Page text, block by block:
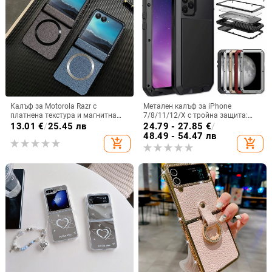
Калъф за Motorola Razr с
платнена текстура и магнитна
панта, флип
13.01 €/25.45 лв
add_shopping_cart
Метален калъф за iPhone
7/8/11/12/X с тройна защита:
удароустойчив, прахоустойчив и
запечатан
24.79 - 27.85 €/
48.49 - 54.47 лв
add_shopping_cart